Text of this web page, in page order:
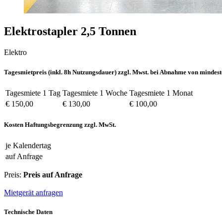
Elektrostapler 2,5 Tonnen
Elektro
Tagesmietpreis (inkl. 8h Nutzungsdauer) zzgl. Mwst. bei Abnahme von
Tagesmiete 1 Tag Tagesmiete 1 Woche Tagesmiete 1 Monat
€ 150,00
€ 130,00 € 100,00
Kosten Haftungsbegrenzung zzgl. MwSt.
je Kalendertag
auf Anfrage
Preis: Preis auf Anfrage
Mietgerät anfragen
Technische Daten